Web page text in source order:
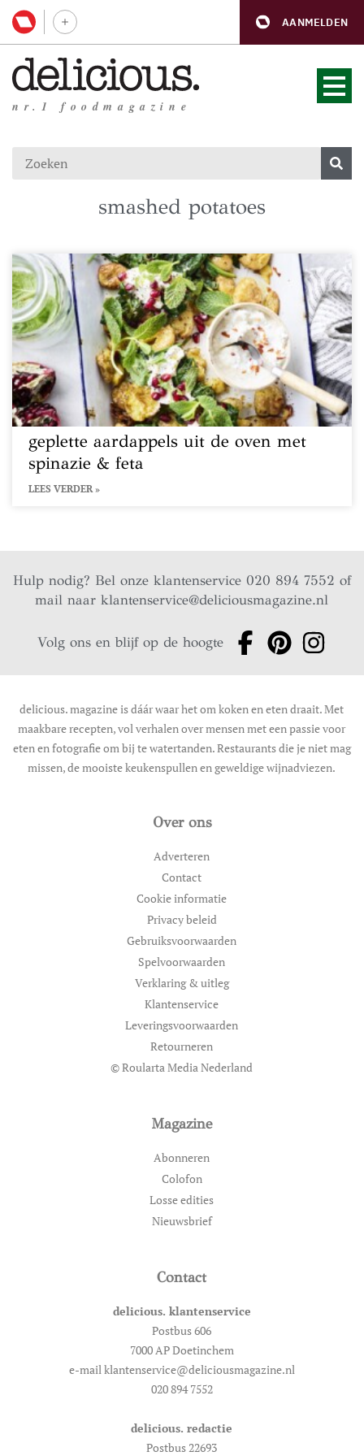
AANMELDEN
nr.1 foodmagazine
smashed potatoes
geplette aardappels uit de oven met
spinazie & feta
LEES VERDER »
Hulp nodig? Bel onze klantenservice 020 894 7552 of
mail naarklantenservice@deliciousmagazine.nl
Volg ons en blijf op de hoogte
delicious. magazine is dáár waar het om koken en eten draait. Met
maakbare recepten, vol verhalen over mensen met een passie voor
eten en fotografie om bij te watertanden. Restaurants die je niet mag
missen, de mooiste keukenspullen en geweldige wijnadviezen.
Over ons
Adverteren
Contact
Cookie informatie
Privacy beleid
Gebruiksvoorwaarden
Spelvoorwaarden
Verklaring & uitleg
Klantenservice
Leveringsvoorwaarden
Retourneren
© Roularta Media Nederland
Magazine
Abonneren
Colofon
Losse edities
Nieuwsbrief
Contact
delicious. klantenservice
Postbus 606
7000 AP Doetinchem
e-mail klantenservice@deliciousmagazine.nl
020 894 7552
delicious. redactie
Postbus 22693